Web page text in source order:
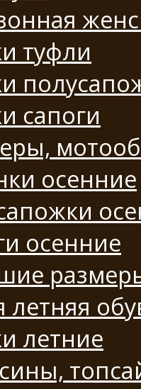
туфли
сапоги
осенние
осенние
летняя
летние